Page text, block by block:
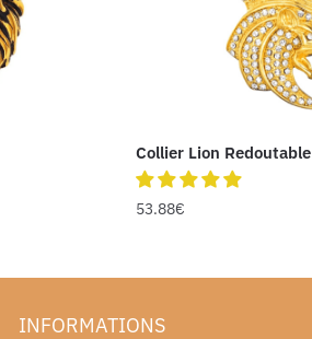
Collier Lion Redoutable
53.88€
INFORMATIONS